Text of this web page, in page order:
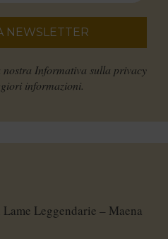
Informativa sulla privacy
informazioni.
Leggendarie – Maena